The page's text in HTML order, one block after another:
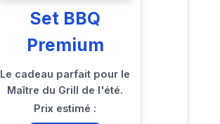
Set BBQ
Premium
Le cadeau parfait pour le
Maître du Grill de l'été.
Prix estimé :